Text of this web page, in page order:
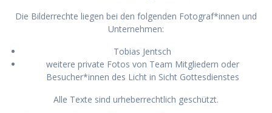
Die Bilderrechte liegen bei den folgenden Fotograf*innen und
Unternehmen:
Tobias Jentsch
weitere private Fotos von Team Mitgliedern oder
Besucher*innen des Licht in Sicht Gottesdienstes
Alle Texte sind urheberrechtlich geschützt.